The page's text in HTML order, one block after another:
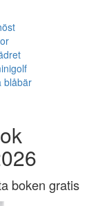
blåbär
boken gratis